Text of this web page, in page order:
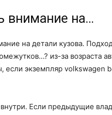
внимание на…
на детали кузова.
из-за возраста
если экземпляр volkswagen
Если предыдущие